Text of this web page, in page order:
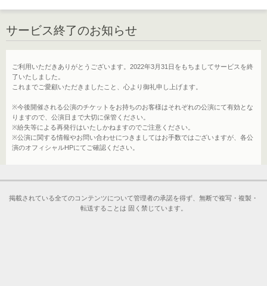
サービス終了のお知らせ
ご利用いただきありがとうございます。2022年3月31日をもちましてサービスを終
了いたしました。
これまでご愛顧いただきましたこと、心より御礼申し上げます。
※今後開催される公演のチケットをお持ちのお客様はそれぞれの公演にて有効とな
りますので、公演日まで大切に保管ください。
※紛失等による再発行はいたしかねますのでご注意ください。
※公演に関する情報やお問い合わせにつきましてはお手数ではございますが、各公
演のオフィシャルHPにてご確認ください。
掲載されている全てのコンテンツについて管理者の承諾を得ず、無断で複写・複製・
転送することは 固く禁じています。